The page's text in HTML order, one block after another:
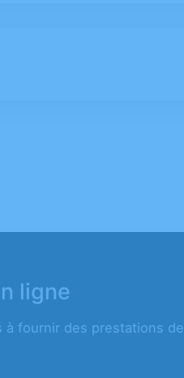
ligne
à fournir des prestations de